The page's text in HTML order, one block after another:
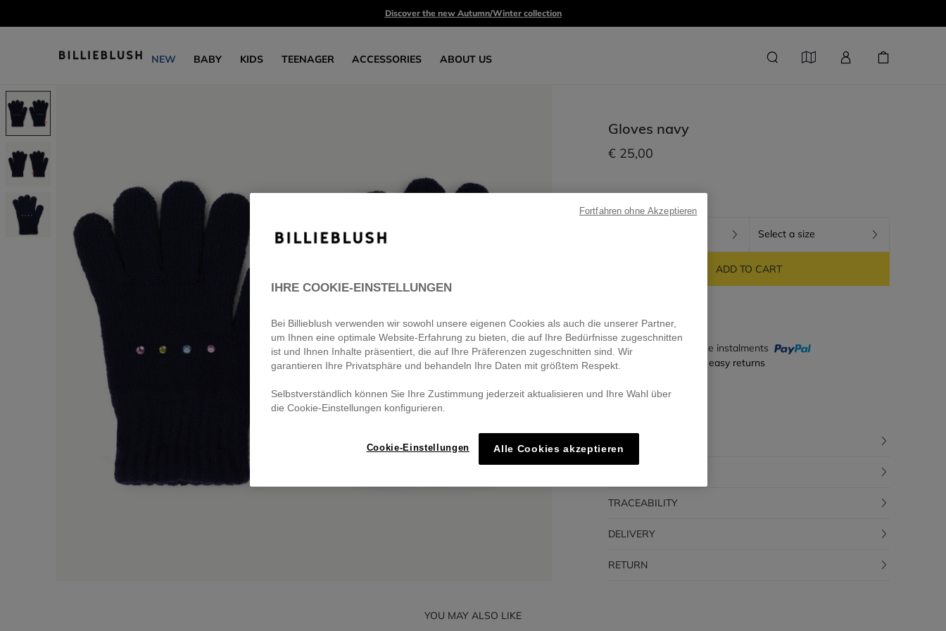
Discover the new Autumn/Winter collection
NEW BABY KIDS TEENAGER ACCESSORIES ABOUT US
Gloves navy
€ 25,00
Select a size
ADD TO CART
Pay in 4 interest-free instalments
🔒 Secure payment & easy returns
TRACEABILITY
DELIVERY
RETURN
YOU MAY ALSO LIKE
IHRE COOKIE-EINSTELLUNGEN
Bei Billieblush verwenden wir sowohl unsere eigenen Cookies als auch die unserer Partner,
um Ihnen eine optimale Website-Erfahrung zu bieten, die auf Ihre Bedürfnisse zugeschnitten
ist und Ihnen Inhalte präsentiert, die auf Ihre Präferenzen zugeschnitten sind. Wir
garantieren Ihre Privatsphäre und behandeln Ihre Daten mit größtem Respekt.
Selbstverständlich können Sie Ihre Zustimmung jederzeit aktualisieren und Ihre Wahl über
die Cookie-Einstellungen konfigurieren.
Cookie-Einstellungen Alle Cookies akzeptieren
Fortfahren ohne Akzeptieren